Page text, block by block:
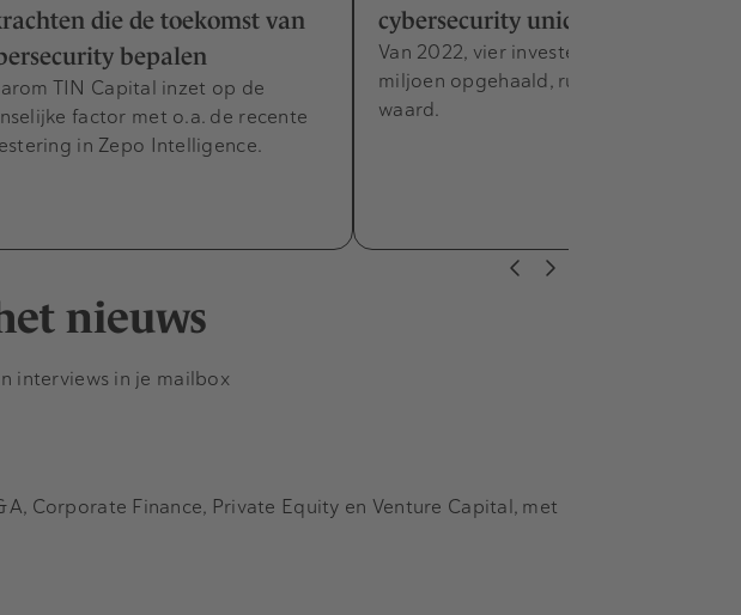
die de toekomst van
bepalen
TIN Capital inzet op de
factor met o.a. de recente
in Zepo Intelligence.
cybersecurity unicorn ooit
Van 2022, vier investeringsrondes, 84
miljoen opgehaald, ruim een miljard
waard.
nieuws
interviews in je mailbox
Corporate Finance, Private Equity en Venture Capital, met